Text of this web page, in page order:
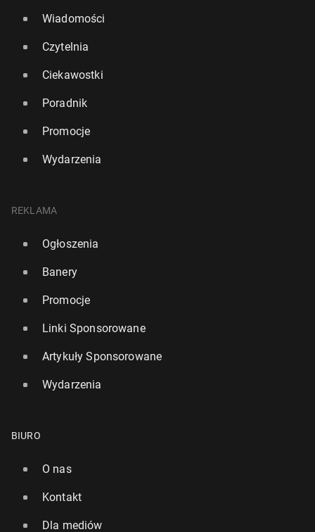
Wiadomości
Czytelnia
Ciekawostki
Poradnik
Promocje
Wydarzenia
REKLAMA
Ogłoszenia
Banery
Promocje
Linki Sponsorowane
Artykuły Sponsorowane
Wydarzenia
BIURO
O nas
Kontakt
Dla mediów